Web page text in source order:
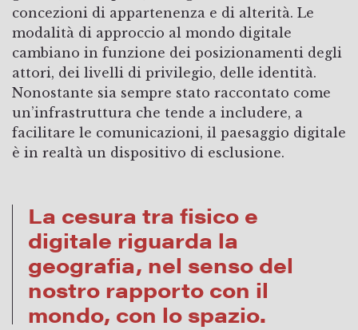
concezioni di appartenenza e di alterità. Le
modalità di approccio al mondo digitale
cambiano in funzione dei posizionamenti degli
attori, dei livelli di privilegio, delle identità.
Nonostante sia sempre stato raccontato come
un’infrastruttura che tende a includere, a
facilitare le comunicazioni, il paesaggio digitale
è in realtà un dispositivo di esclusione.
La cesura tra fisico e
digitale riguarda la
geografia, nel senso del
nostro rapporto con il
mondo, con lo spazio.